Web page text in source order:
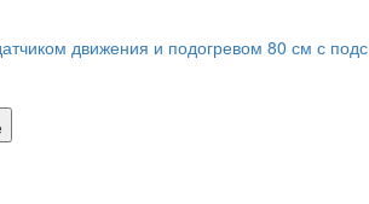
движения и подогревом 80 см с